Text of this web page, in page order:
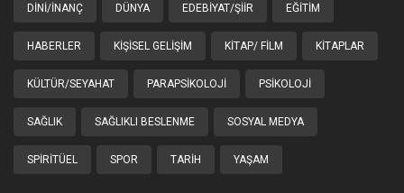
DINI/İNANÇ DÜNYA EDEBIYAT/ŞIIR EĞITIM
HABERLER KIŞISEL GELIŞIM KITAP/ FILM KITAPLAR
KÜLTÜR/SEYAHAT PARAPSIKOLOJI PSIKOLOJI
SAĞLIK SAĞLIKLI BESLENME SOSYAL MEDYA
SPIRITÜEL SPOR TARIH YAŞAM